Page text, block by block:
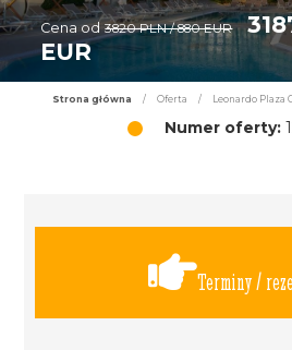
Cena od 3820 PLN / 880 EUR
EUR
Strona główna / Oferta / Leonardo Plaza
Numer oferty:
Terminy /